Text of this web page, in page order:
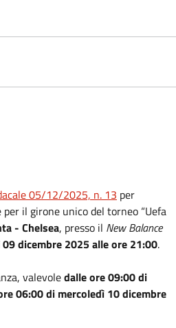
05/12/2025, n. 13 per
il girone unico del torneo “Uefa
- Chelsea, presso il New Balance
dicembre 2025 alle ore 21:00.
valevoledalle ore 09:00 di
06:00 di mercoledì 10 dicembre